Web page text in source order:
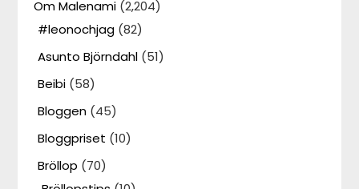
Om Malenami (2,204)
#leonochjag (82)
Asunto Björndahl (51)
Beibi (58)
Bloggen (45)
Bloggpriset (10)
Bröllop (70)